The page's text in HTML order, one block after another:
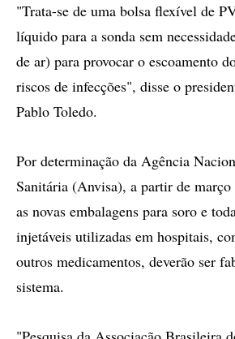
"Trata-se de uma bolsa flexível de
líquido para a sonda sem
de ar) para provocar o escoamento
riscos de infecções", disse o
Pablo Toledo.
Por determinação da Agência
Sanitária (Anvisa), a partir de março
as novas embalagens para soro e
injetáveis utilizadas em hospitais,
outros medicamentos, deverão ser
sistema.